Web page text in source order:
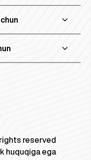
reserved
huquqiga ega